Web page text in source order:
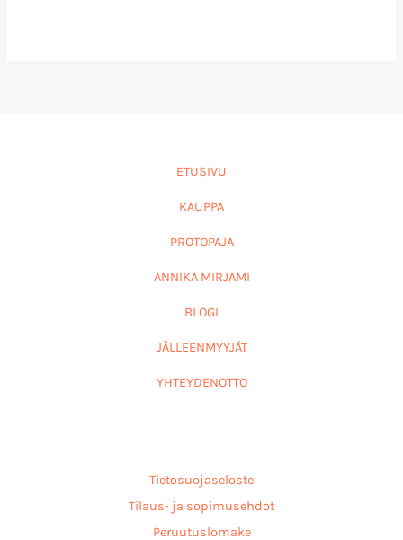
ETUSIVU
KAUPPA
PROTOPAJA
ANNIKA MIRJAMI
BLOGI
JÄLLEENMYYJÄT
YHTEYDENOTTO
Tietosuojaseloste
Tilaus- ja sopimusehdot
Peruutuslomake